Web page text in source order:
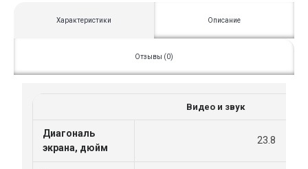
Характеристики Описание
Отзывы (0)
Видео и звук
Диагональ
экрана, дюйм
23.8